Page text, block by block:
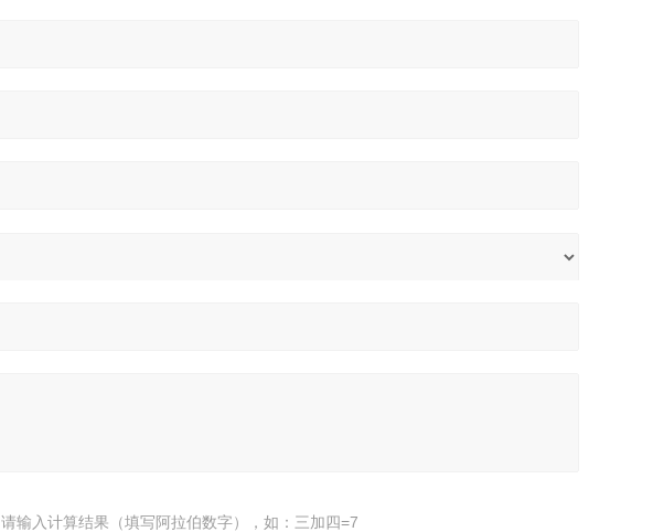
请输入计算结果（填写阿拉伯数字），如：三加四=7